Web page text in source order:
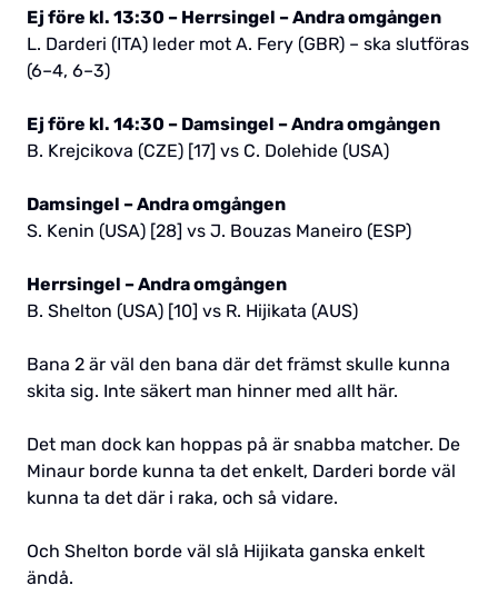
Ej före kl. 13:30 – Herrsingel – Andra omgången
L. Darderi (ITA) leder mot A. Fery (GBR) – ska slutföras
(6–4, 6–3)
Ej före kl. 14:30 – Damsingel – Andra omgången
B. Krejcikova (CZE) [17] vs C. Dolehide (USA)
Damsingel – Andra omgången
S. Kenin (USA) [28] vs J. Bouzas Maneiro (ESP)
Herrsingel – Andra omgången
B. Shelton (USA) [10] vs R. Hijikata (AUS)
Bana 2 är väl den bana där det främst skulle kunna
skita sig. Inte säkert man hinner med allt här.
Det man dock kan hoppas på är snabba matcher. De
Minaur borde kunna ta det enkelt, Darderi borde väl
kunna ta det där i raka, och så vidare.
Och Shelton borde väl slå Hijikata ganska enkelt
ändå.